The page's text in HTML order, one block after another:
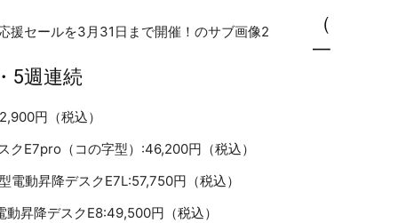
（
一
5週連続
円（税込）
E7pro（コの字型）:46,200円（税込）
動昇降デスクE7L:57,750円（税込）
昇降デスクE8:49,500円（税込）